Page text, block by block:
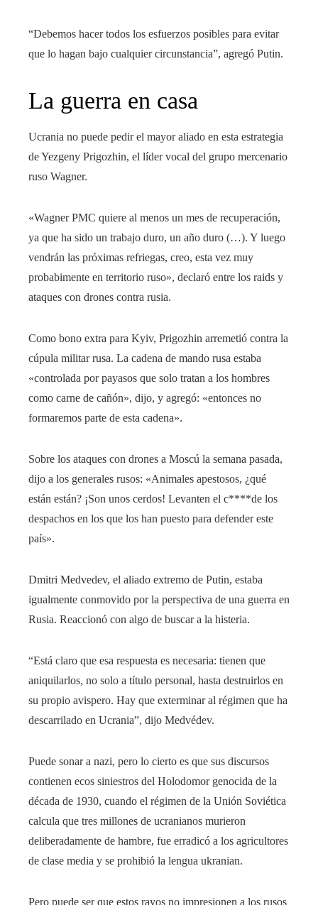
“Debemos hacer todos los esfuerzos posibles para evitar
que lo hagan bajo cualquier circunstancia”, agregó Putin.
La guerra en casa
Ucrania no puede pedir el mayor aliado en esta estrategia
de Yezgeny Prigozhin, el líder vocal del grupo mercenario
ruso Wagner.
«Wagner PMC quiere al menos un mes de recuperación,
ya que ha sido un trabajo duro, un año duro (…). Y luego
vendrán las próximas refriegas, creo, esta vez muy
probabimente en territorio ruso», declaró entre los raids y
ataques con drones contra rusia.
Como bono extra para Kyiv, Prigozhin arremetió contra la
cúpula militar rusa. La cadena de mando rusa estaba
«controlada por payasos que solo tratan a los hombres
como carne de cañón», dijo, y agregó: «entonces no
formaremos parte de esta cadena».
Sobre los ataques con drones a Moscú la semana pasada,
dijo a los generales rusos: «Animales apestosos, ¿qué
están están? ¡Son unos cerdos! Levanten el c****de los
despachos en los que los han puesto para defender este
país».
Dmitri Medvedev, el aliado extremo de Putin, estaba
igualmente conmovido por la perspectiva de una guerra en
Rusia. Reaccionó con algo de buscar a la histeria.
“Está claro que esa respuesta es necesaria: tienen que
aniquilarlos, no solo a título personal, hasta destruirlos en
su propio avispero. Hay que exterminar al régimen que ha
descarrilado en Ucrania”, dijo Medvédev.
Puede sonar a nazi, pero lo cierto es que sus discursos
contienen ecos siniestros del Holodomor genocida de la
década de 1930, cuando el régimen de la Unión Soviética
calcula que tres millones de ucranianos murieron
deliberadamente de hambre, fue erradicó a los agricultores
de clase media y se prohibió la lengua ukranian.
Pero puede ser que estos rayos no impresionen a los rusos